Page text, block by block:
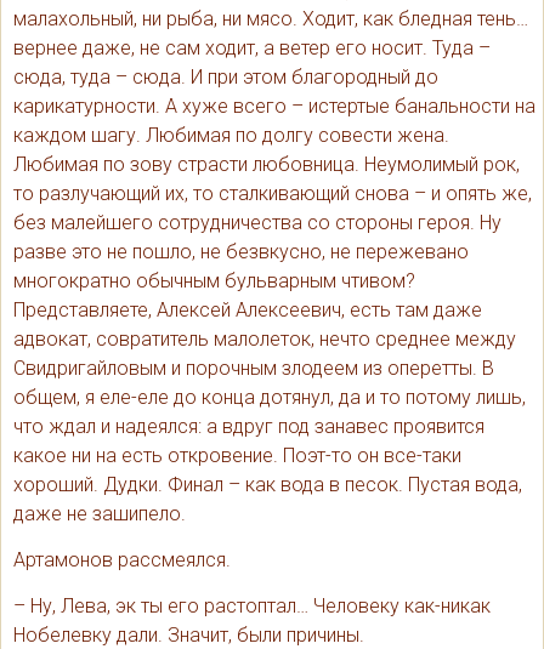
малахольный, ни рыба, ни мясо. Ходит, как бледная тень…
вернее даже, не сам ходит, а ветер его носит. Туда –
сюда, туда – сюда. И при этом благородный до
карикатурности. А хуже всего – истертые банальности на
каждом шагу. Любимая по долгу совести жена.
Любимая по зову страсти любовница. Неумолимый рок,
то разлучающий их, то сталкивающий снова – и опять же,
без малейшего сотрудничества со стороны героя. Ну
разве это не пошло, не безвкусно, не пережевано
многократно обычным бульварным чтивом?
Представляете, Алексей Алексеевич, есть там даже
адвокат, совратитель малолеток, нечто среднее между
Свидригайловым и порочным злодеем из оперетты. В
общем, я еле-еле до конца дотянул, да и то потому лишь,
что ждал и надеялся: а вдруг под занавес проявится
какое ни на есть откровение. Поэт-то он все-таки
хороший. Дудки. Финал – как вода в песок. Пустая вода,
даже не зашипело.
Артамонов рассмеялся.
– Ну, Лева, эк ты его растоптал… Человеку как-никак
Нобелевку дали. Значит, были причины.